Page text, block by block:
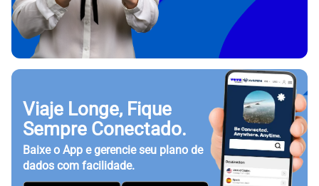
Viaje Longe, Fique
Sempre Conectado.
Baixe o App e gerencie seu plano de
dados com facilidade.